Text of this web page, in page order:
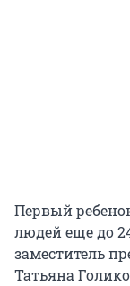
Первый
людей еще до
заместитель
Татьяна